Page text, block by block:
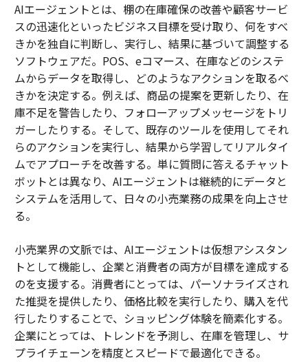
AIエージェントとは、棚の在庫確保の改善や顧客サービ
スの迅速化といったビジネス目標を受け取り、何をすべ
きかを独自に判断し、実行し、結果に基づいて調整する
ソフトウェアだ。POS、eコマース、在庫などのシステ
ムからデータを取得し、どのようなアクションを取るべ
きかを決定する。例えば、商品の提案を更新したり、在
庫不足を警告したり、フォローアップメッセージをトリ
ガーしたりする。そして、既存のツールを使用してそれ
らのアクションを実行し、結果から学習してリアルタイ
ムでアプローチを改善する。単に質問に答えるチャット
ボットとは異なり、AIエージェントは継続的にデータと
システムを活用して、日々の小売業務の成果を向上させ
る。
小売業界の文脈では、AIエージェントは仮想アシスタン
トとして機能し、企業と消費者の両方が目標を達成する
のを支援する。消費者にとっては、パーソナライズされ
た推奨を提供したり、価格比較を実行したり、購入を代
行したりすることで、ショッピング体験を簡素化する。
企業にとっては、トレンドを予測し、在庫を管理し、サ
プライチェーンを精度とスピードで最適化できる。